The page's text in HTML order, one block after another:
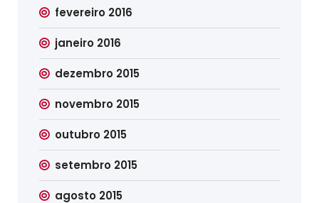
fevereiro 2016
janeiro 2016
dezembro 2015
novembro 2015
outubro 2015
setembro 2015
agosto 2015